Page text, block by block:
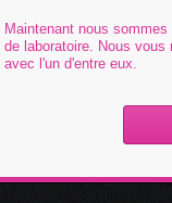
Maintenant nous
de laboratoire. Nous
avec l'un d'entre eux.